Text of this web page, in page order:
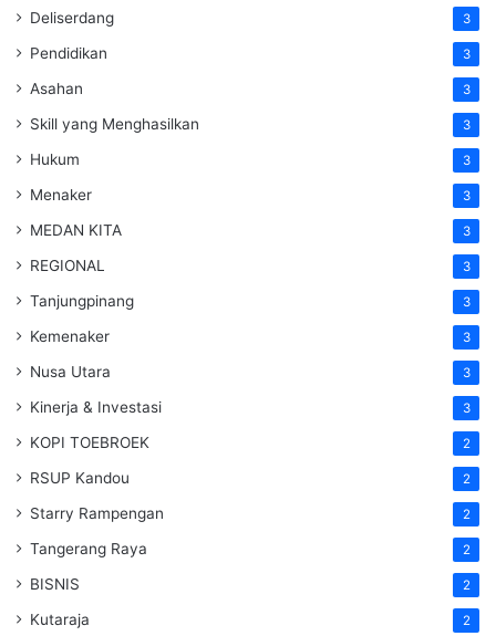
Deliserdang 3
Pendidikan 3
Asahan 3
Skill yang Menghasilkan 3
Hukum 3
Menaker 3
MEDAN KITA 3
REGIONAL 3
Tanjungpinang 3
Kemenaker 3
Nusa Utara 3
Kinerja & Investasi 3
KOPI TOEBROEK 2
RSUP Kandou 2
Starry Rampengan 2
Tangerang Raya 2
BISNIS 2
Kutaraja 2